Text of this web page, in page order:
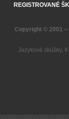
REGISTROVANÉ
Copyright © 2001 –
Jazykové skúšky,